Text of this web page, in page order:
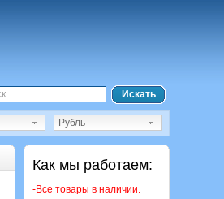
Искать
Рубль
Как мы работаем:
-Все товары в наличии.